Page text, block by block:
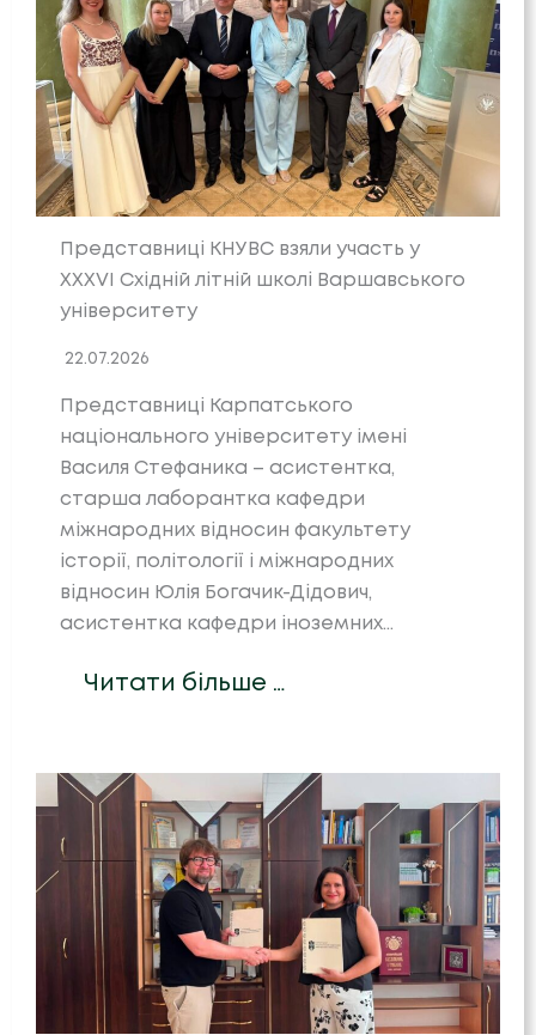
Представниці КНУВС взяли участь у
XXXVI Східній літній школі Варшавського
університету
22.07.2026
Представниці Карпатського
національного університету імені
Василя Стефаника – асистентка,
старша лаборантка кафедри
міжнародних відносин факультету
історії, політології і міжнародних
відносин Юлія Богачик-Дідович,
асистентка кафедри іноземних…
Читати більше …